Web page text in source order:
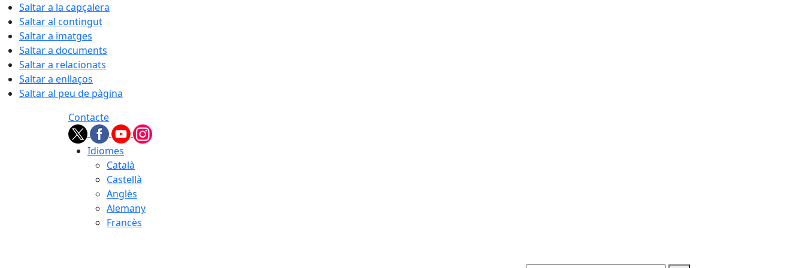
Saltar a la capçalera
Saltar al contingut
Saltar a imatges
Saltar a documents
Saltar a relacionats
Saltar a enllaços
Saltar al peu de pàgina
Contacte
Idiomes
Català
Castellà
Anglès
Alemany
Francès